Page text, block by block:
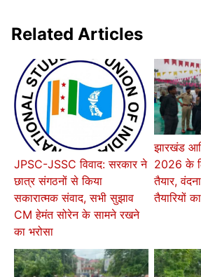
Related Articles
JPSC-JSSC विवाद: सरकार ने
छात्र संगठनों से किया
सकारात्मक संवाद, सभी सुझाव
CM हेमंत सोरेन के सामने रखने
का भरोसा
झारखंड
2026 के
तैयार,
तैयारियों